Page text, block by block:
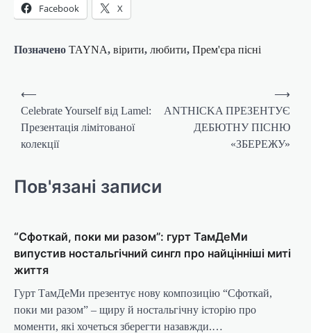
Facebook X
Позначено TAYNA, вірити, любити, Прем'єра пісні
Навігація
записів
⟵
Celebrate Yourself від Lamel:
Презентація лімітованої
колекції
ANTHICKA ПРЕЗЕНТУЄ
ДЕБЮТНУ ПІСНЮ
«ЗБЕРЕЖУ»
⟶
Пов'язані записи
“Сфоткай, поки ми разом”: гурт ТамДеМи
випустив ностальгічний сингл про найцінніші миті
життя
Гурт ТамДеМи презентує нову композицію “Сфоткай,
поки ми разом” – щиру й ностальгічну історію про
моменти, які хочеться зберегти назавжди.…